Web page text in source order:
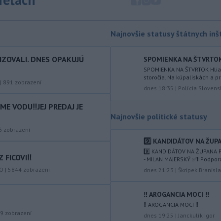
približne 100 ľudí, oznámil vo štvrtok
tamojší starosta Juan Jesús Vivas v
Meteorológovia zo
hydrometeorologického ústavu
vzduchu. V Dolných Plachtinciach v
popoludní 42 stupňov Celzia.
Podpredsedníčka
vykonávajúca funkciu predsedu
zhromaždenia Anikó Hallerová
Nagyová vo štvrtok oznámila, že v
DNES OPAKUJÚ
| 891 zobrazení
VODU‼️JEJ PREDAJ JE
zobrazení
FICOVI‼️
| 5844 zobrazení
zobrazení
Najnovšie statusy štátnych
SPOMIENKA NA
SPOMIENKA NA ŠTVRTOK
storočia. Na kúpaliskách a
dnes 18:35 | Polícia
Najnovšie politické statusy
9️⃣ KANDIDÁTOV NA
9️⃣ KANDIDÁTOV NA ŽUPANA
- MILAN MAJERSKÝ ✅️❗️
dnes 21:23 | Škripek
‼️ AROGANCIA MOCI ‼️
‼️ AROGANCIA MOCI ‼️
dnes 19:25 | Janckulík Igor